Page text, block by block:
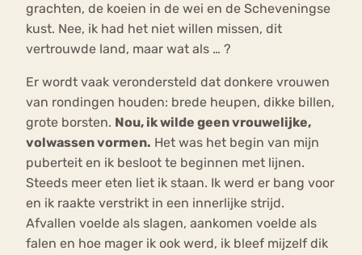
grachten, de koeien in de wei en de Scheveningse
kust. Nee, ik had het niet willen missen, dit
vertrouwde land, maar wat als … ?
Er wordt vaak verondersteld dat donkere vrouwen
van rondingen houden: brede heupen, dikke billen,
grote borsten. Nou, ik wilde geen vrouwelijke,
volwassen vormen. Het was het begin van mijn
puberteit en ik besloot te beginnen met lijnen.
Steeds meer eten liet ik staan. Ik werd er bang voor
en ik raakte verstrikt in een innerlijke strijd.
Afvallen voelde als slagen, aankomen voelde als
falen en hoe mager ik ook werd, ik bleef mijzelf dik